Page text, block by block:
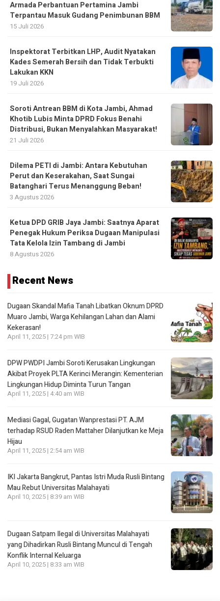
Armada Perbantuan Pertamina Jambi
Terpantau Masuk Gudang Penimbunan BBM
15 Juli 2026
Inspektorat Terbitkan LHP, Audit Nyatakan
Kades Semerah Bersih dan Tidak Terbukti
Lakukan KKN
19 Juli 2026
Soroti Antrean BBM di Kota Jambi, Ahmad
Khotib Lubis Minta DPRD Fokus Benahi
Distribusi, Bukan Menyalahkan Masyarakat!
21 Juli 2026
Dilema PETI di Jambi: Antara Kebutuhan
Perut dan Keserakahan, Saat Sungai
Batanghari Terus Menanggung Beban!
3 Agustus 2026
Ketua DPD GRIB Jaya Jambi: Saatnya Aparat
Penegak Hukum Periksa Dugaan Manipulasi
Tata Kelola Izin Tambang di Jambi
8 Agustus 2026
Recent News
Dugaan Skandal Mafia Tanah Libatkan Oknum DPRD
Muaro Jambi, Warga Kehilangan Lahan dan Alami
Kekerasan!
April 11, 2025 | 7:24 pm WIB
DPW PWDPI Jambi Soroti Kerusakan Lingkungan
Akibat Proyek PLTA Kerinci Merangin: Kementerian
Lingkungan Hidup Diminta Turun Tangan
April 11, 2025 | 4:40 am WIB
Mediasi Gagal, Gugatan Wanprestasi PT. AJM
terhadap RSUD Raden Mattaher Dilanjutkan ke Meja
Hijau
April 11, 2025 | 2:54 am WIB
IKI Jakarta Bangkrut, Pantas Istri Muda Rusli Bintang
Mau Rebut Universitas Malahayati
April 10, 2025 | 8:39 am WIB
Dugaan Satpam Ilegal di Universitas Malahayati
yang Dihadirkan Rusli Bintang Muncul di Tengah
Konflik Internal Keluarga
April 10, 2025 | 8:33 am WIB